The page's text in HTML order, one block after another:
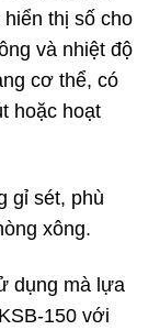
thị số cho
và nhiệt độ
cơ thể, có
hoặc hoạt
gỉ sét, phù
xông.
dụng mà lựa
150 với